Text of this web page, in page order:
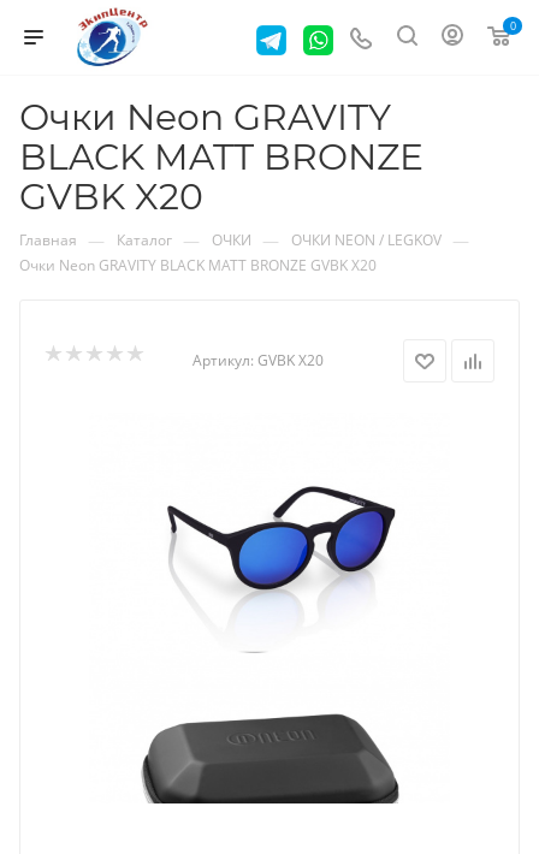
0
Очки Neon GRAVITY
BLACK MATT BRONZE
GVBK X20
Главная — Каталог — ОЧКИ — ОЧКИ NEON / LEGKOV —
Очки Neon GRAVITY BLACK MATT BRONZE GVBK X20
Артикул: GVBK X20